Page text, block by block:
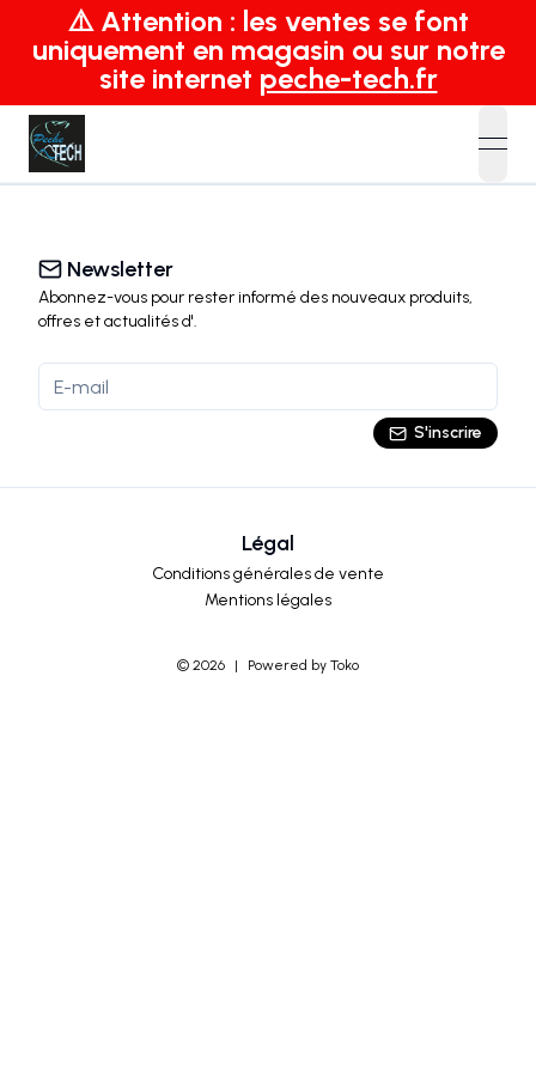
⚠️ Attention : les ventes se font
uniquement en magasin ou sur notre
site internet peche-tech.fr
Newsletter
Abonnez-vous pour rester informé des nouveaux produits,
offres et actualitésd'.
S'inscrire
Légal
Conditions générales de vente
Mentions légales
© 2026 | Powered by Toko